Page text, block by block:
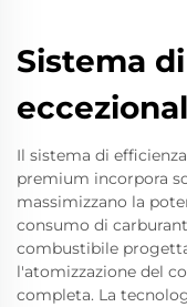
Sistema
Il sistema di
premium incorpora
massimizzano la
consumo di
combustibile
l'atomizzazione del
completa. La